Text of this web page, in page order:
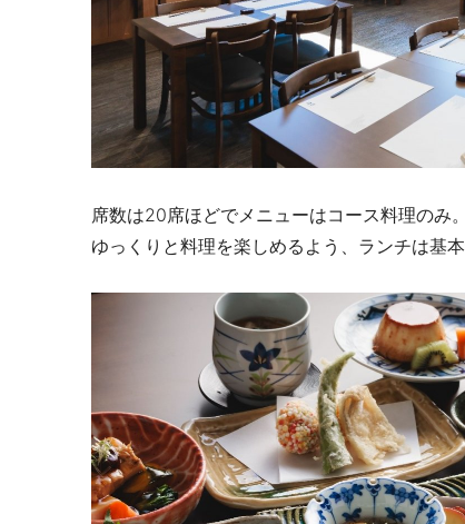
席数は20席ほどでメニューはコース料理のみ。
ゆっくりと料理を楽しめるよう、ランチは基